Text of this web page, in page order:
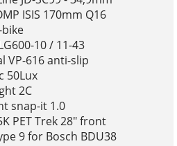
ISIS 170mm Q16
bike
10 / 11-43
VP-616 anti-slip
50Lux
2C
snap-it 1.0
PET Trek 28" front
9 for Bosch BDU38